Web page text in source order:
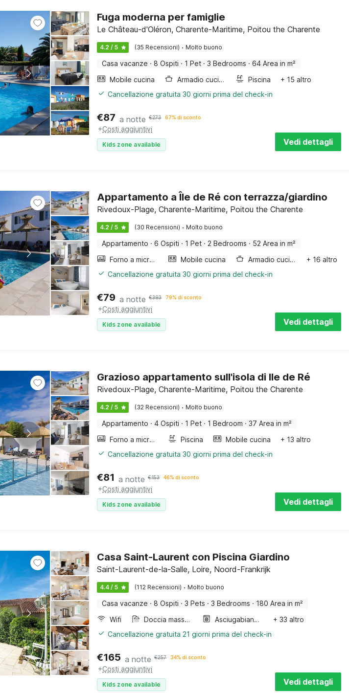
Fuga moderna per famiglie
Le Château-d'Oléron, Charente-Maritime, Poitou the Charente
4.2 / 5 (35 Recensioni) · Molto buono
Casa vacanze · 8 Ospiti · 1 Pet · 3 Bedrooms · 64 Area in m²
Mobile cucina
Armadio cucina Piscina
+ 15 altro
Cancellazione gratuita 30 giorni prima del check-in
€87 a notte €273 67% di sconto
+Costi aggiuntivi
Kids zone available Vedi dettagli
Appartamento a Île de Ré con terrazza/giardino
Rivedoux-Plage, Charente-Maritime, Poitou the Charente
4.2 / 5 (30 Recensioni) · Molto buono
Appartamento · 6 Ospiti · 1 Pet · 2 Bedrooms · 52 Area in m²
Forno a microonde combinato
Mobile cucina Armadio cucina
+ 16 altro
Cancellazione gratuita 30 giorni prima del check-in
€79 a notte €393 79% di sconto
+Costi aggiuntivi
Kids zone available Vedi dettagli
Grazioso appartamento sull'isola di Ile de Ré
Rivedoux-Plage, Charente-Maritime, Poitou the Charente
4.2 / 5 (32 Recensioni) · Molto buono
Appartamento · 4 Ospiti · 1 Pet · 1 Bedroom · 37 Area in m²
Forno a microonde combinato
Piscina Mobile cucina
+ 13 altro
Cancellazione gratuita 30 giorni prima del check-in
€81 a notte €153 46% di sconto
+Costi aggiuntivi
Kids zone available Vedi dettagli
Casa Saint-Laurent con Piscina Giardino
Saint-Laurent-de-la-Salle, Loire, Noord-Frankrijk
4.4 / 5 (112 Recensioni) · Molto buono
Casa vacanze · 8 Ospiti · 3 Pets · 3 Bedrooms · 180 Area in m²
Wifi
Doccia massaggio Asciugabiancheria
+ 33 altro
Cancellazione gratuita 21 giorni prima del check-in
€165 a notte €257 34% di sconto
+Costi aggiuntivi
Kids zone available Vedi dettagli